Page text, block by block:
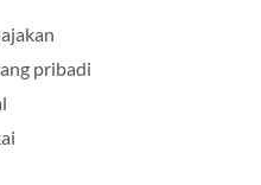
pribadi